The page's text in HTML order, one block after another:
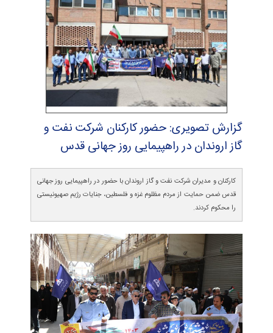
گزارش تصویری: حضور كاركنان شركت نفت و
گاز اروندان در راهپیمایی روز جهانی قدس
کارکنان و مدیران شرکت نفت و گاز اروندان با حضور در راهپیمایی روز جهانی
قدس ضمن حمایت از مردم مظلوم غزه و فلسطین، جنایات رژیم صهیونیستی
را محکوم کردند.